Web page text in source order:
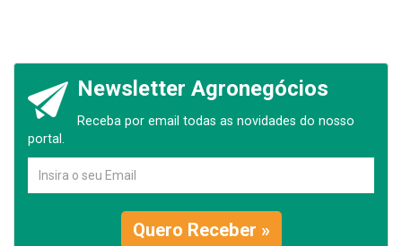
Newsletter Agronegócios
Receba por email todas as novidades do nosso
portal.
Quero Receber »